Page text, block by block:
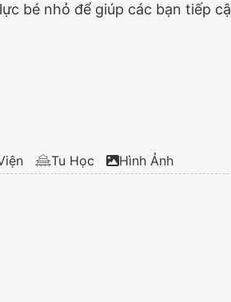
bé nhỏ để giúp các bạn tiếp
Tu Học Hình Ảnh